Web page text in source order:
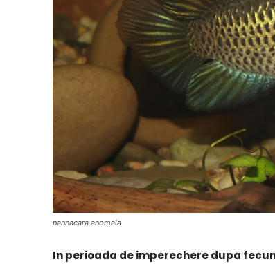
nannacara anomala
In perioada de imperechere dupa